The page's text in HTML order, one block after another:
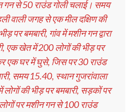
गन से 50 राउंड गोली चलाई। समय
वाली जगह से एक मील दक्षिण की
पर बमबारी, गांव में मशीन गन द्वारा
एक खेत में 200 लोगों की भीड़ पर
एक घर में घुसे, जिस पर 30 राउंड
समय 15.40, स्थान गुजरांवाला
की भीड़ पर बमबारी, सड़कों पर
पर मशीन गन से 100 राउंड